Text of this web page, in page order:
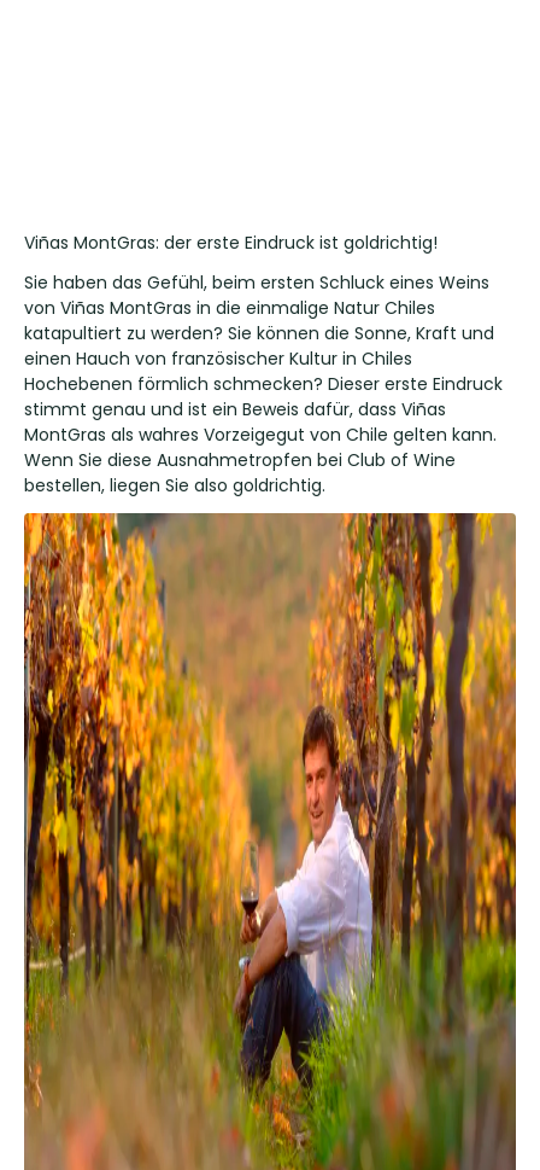
Viñas MontGras: der erste Eindruck ist goldrichtig!
Sie haben das Gefühl, beim ersten Schluck eines Weins
von Viñas MontGras in die einmalige Natur Chiles
katapultiert zu werden? Sie können die Sonne, Kraft und
einen Hauch von französischer Kultur in Chiles
Hochebenen förmlich schmecken? Dieser erste Eindruck
stimmt genau und ist ein Beweis dafür, dass Viñas
MontGras als wahres Vorzeigegut von Chile gelten kann.
Wenn Sie diese Ausnahmetropfen bei Club of Wine
bestellen, liegen Sie also goldrichtig.